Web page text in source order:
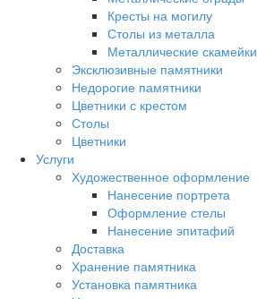
Кресты на могилу
Столы из металла
Металлические скамейки
Эксклюзивные памятники
Недорогие памятники
Цветники с крестом
Столы
Цветники
Услуги
Художественное оформление
Нанесение портрета
Оформление стелы
Нанесение эпитафий
Доставка
Хранение памятника
Установка памятника